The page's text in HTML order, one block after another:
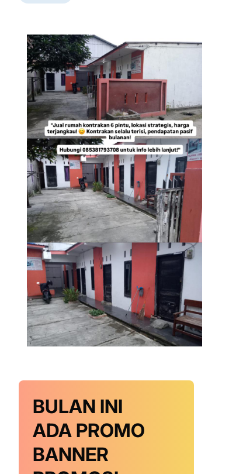
BULAN INI
ADA PROMO
BANNER